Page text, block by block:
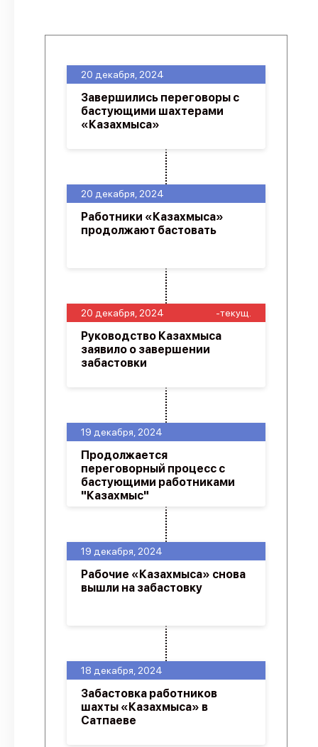
18 декабря, 2024
Забастовка работников
шахты «Казахмыса» в
Сатпаеве
19 декабря, 2024
Рабочие «Казахмыса» снова
вышли на забастовку
19 декабря, 2024
Продолжается
переговорный процесс с
бастующими работниками
"Казахмыс"
20 декабря, 2024 -текущ.
Руководство Казахмыса
заявило о завершении
забастовки
20 декабря, 2024
Работники «Казахмыса»
продолжают бастовать
20 декабря, 2024
Завершились переговоры с
бастующими шахтерами
«Казахмыса»